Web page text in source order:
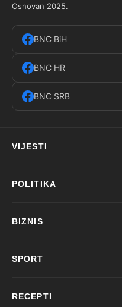
Osnovan 2025.
BNC BiH
BNC HR
BNC SRB
VIJESTI
POLITIKA
BIZNIS
SPORT
RECEPTI